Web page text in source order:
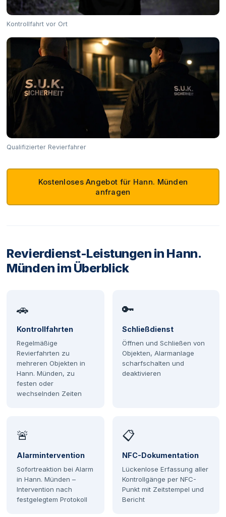
Kontrollfahrt vor Ort
Qualifizierter Revierfahrer
Kostenloses Angebot für Hann. Münden
anfragen
Revierdienst-Leistungen in Hann.
Münden im Überblick
🚗
Kontrollfahrten
Regelmäßige
Revierfahrten zu
mehreren Objekten in
Hann. Münden, zu
festen oder
wechselnden Zeiten
🔑
Schließdienst
Öffnen und Schließen von
Objekten, Alarmanlage
scharfschalten und
deaktivieren
🚨
Alarmintervention
Sofortreaktion bei Alarm
in Hann. Münden –
Intervention nach
festgelegtem Protokoll
📋
NFC-Dokumentation
Lückenlose Erfassung aller
Kontrollgänge per NFC-
Punkt mit Zeitstempel und
Bericht